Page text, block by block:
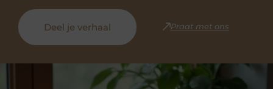
Deel je verhaal Praat met ons